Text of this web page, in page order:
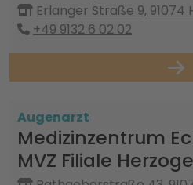
Erlanger Straße 9,
+49 9132 6 02 02
Augenarzt
Medizinzentrum
MVZ Filiale